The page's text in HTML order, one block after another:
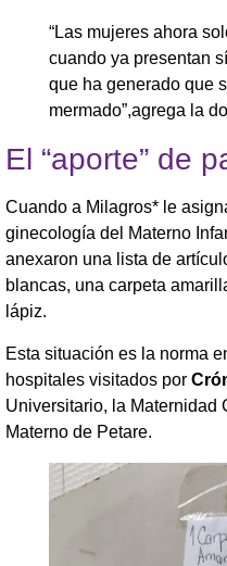
“Las mujeres ahora
cuando ya presentan
que ha generado que
mermado”,agrega la
El “aporte” de
Cuando a Milagros* le
ginecología del Materno
anexaron una lista de
blancas, una carpeta
lápiz.
Esta situación es la norma
hospitales visitados por
Universitario, la Maternidad
Materno de Petare.